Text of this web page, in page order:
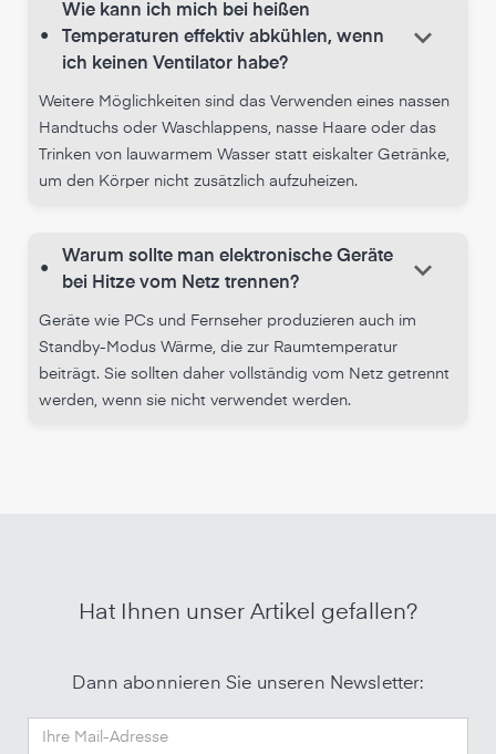
•
Wie kann ich mich bei heißen
Temperaturen effektiv abkühlen, wenn
ich keinen Ventilator habe?
keyboard_arrow_down
Weitere Möglichkeiten sind das Verwenden eines nassen
Handtuchs oder Waschlappens, nasse Haare oder das
Trinken von lauwarmem Wasser statt eiskalter Getränke,
um den Körper nicht zusätzlich aufzuheizen.
•
Warum sollte man elektronische Geräte
bei Hitze vom Netz trennen?
keyboard_arrow_down
Geräte wie PCs und Fernseher produzieren auch im
Standby-Modus Wärme, die zur Raumtemperatur
beiträgt. Sie sollten daher vollständig vom Netz getrennt
werden, wenn sie nicht verwendet werden.
Hat Ihnen unser Artikel gefallen?
Dann abonnieren Sie unseren Newsletter: